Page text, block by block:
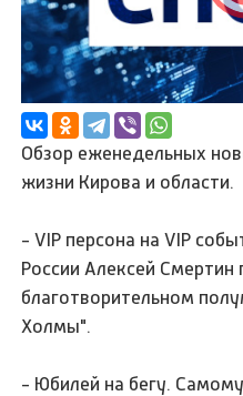
Обзор еженедельных
жизни Кирова и области.
- VIP персона на VIP
России Алексей Смертин
благотворительном
Холмы".
- Юбилей на бегу.